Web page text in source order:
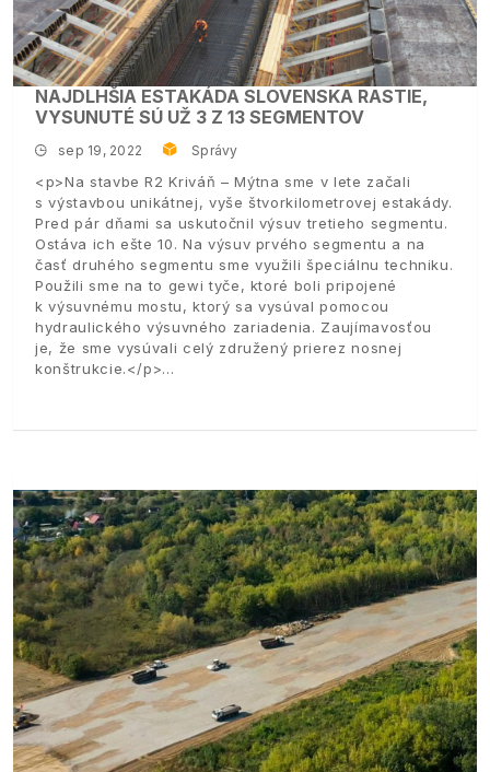
NAJDLHŠIA ESTAKÁDA SLOVENSKA RASTIE,
VYSUNUTÉ SÚ UŽ 3 Z 13 SEGMENTOV
sep 19, 2022 Správy
<p>Na stavbe R2 Kriváň – Mýtna sme v lete začali
s výstavbou unikátnej, vyše štvorkilometrovej estakády.
Pred pár dňami sa uskutočnil výsuv tretieho segmentu.
Ostáva ich ešte 10. Na výsuv prvého segmentu a na
časť druhého segmentu sme využili špeciálnu techniku.
Použili sme na to gewi tyče, ktoré boli pripojené
k výsuvnému mostu, ktorý sa vysúval pomocou
hydraulického výsuvného zariadenia. Zaujímavosťou
je, že sme vysúvali celý združený prierez nosnej
konštrukcie.</p>